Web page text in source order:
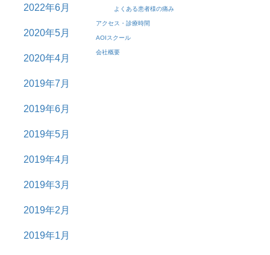
2022年6月
2020年5月
2020年4月
2019年7月
2019年6月
2019年5月
2019年4月
2019年3月
2019年2月
2019年1月
よくある患者様の痛み
アクセス・診療時間
AOIスクール
会社概要